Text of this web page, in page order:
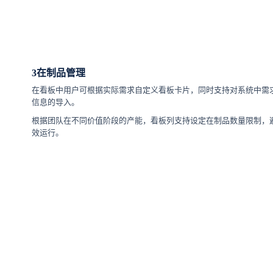
3在制品管理
在看板中用户可根据实际需求自定义看板卡片，同时支持对系统中
信息的导入。
根据团队在不同价值阶段的产能，看板列支持设定在制品数量限制
效运行。